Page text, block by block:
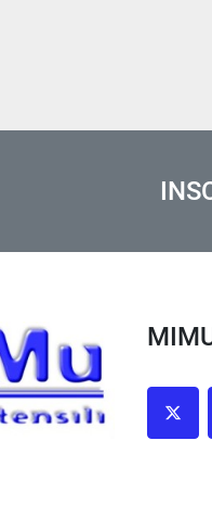
twitter